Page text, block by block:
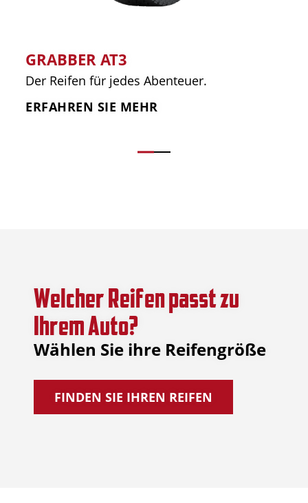
GRABBER AT3
Der Reifen für jedes Abenteuer.
ERFAHREN SIE MEHR
Welcher Reifen passt zu
Ihrem Auto?
Wählen Sie ihre Reifengröße
FINDEN SIE IHREN REIFEN